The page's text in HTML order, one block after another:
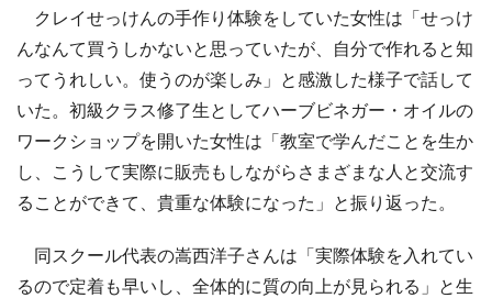
クレイせっけんの手作り体験をしていた女性は「せっけ
んなんて買うしかないと思っていたが、自分で作れると知
ってうれしい。使うのが楽しみ」と感激した様子で話して
いた。初級クラス修了生としてハーブビネガー・オイルの
ワークショップを開いた女性は「教室で学んだことを生か
し、こうして実際に販売もしながらさまざまな人と交流す
ることができて、貴重な体験になった」と振り返った。
同スクール代表の嵩西洋子さんは「実際体験を入れてい
るので定着も早いし、全体的に質の向上が見られる」と生